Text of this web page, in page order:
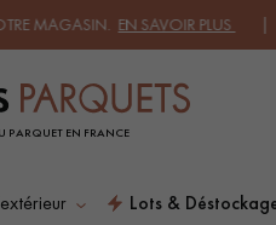
EN SAVOIR PLUS|
PARQUET EN FRANCE
Lots &